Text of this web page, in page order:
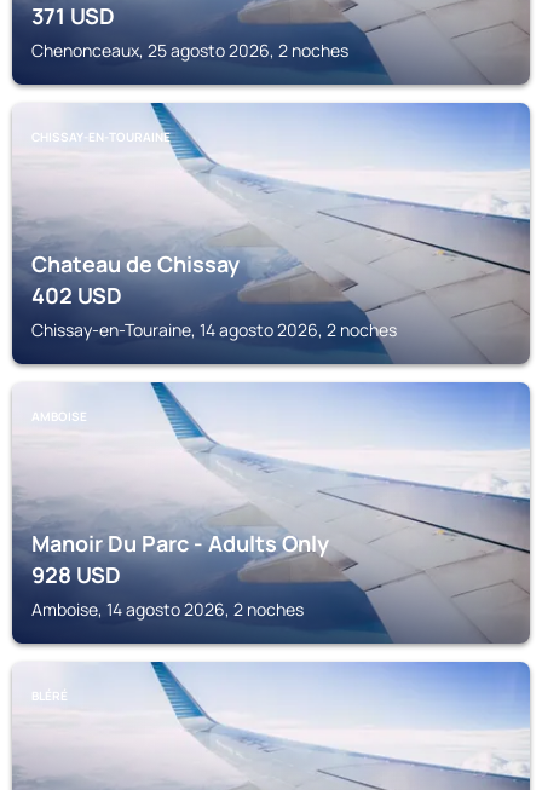
371USD
Chenonceaux, 25 agosto 2026, 2 noches
CHISSAY-EN-TOURAINE
Chateau de Chissay
402USD
Chissay-en-Touraine, 14 agosto 2026, 2 noches
AMBOISE
Manoir Du Parc - Adults Only
928USD
Amboise, 14 agosto 2026, 2 noches
BLÉRÉ